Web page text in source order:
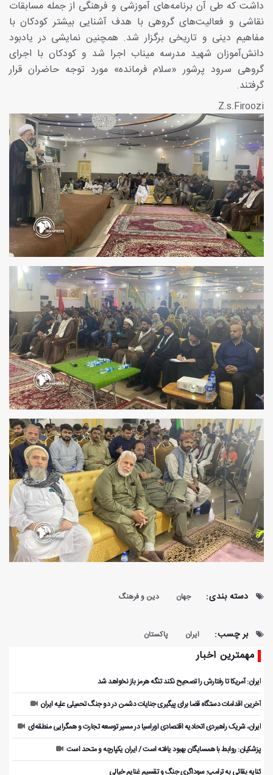
داشت که طی آن برنامه‌های آموزشی و فرهنگی از جمله مسابقات
نقاشی و فعالیت‌های گروهی با هدف آشنایی بیشتر کودکان با
مفاهیم دینی و تاریخی برگزار شد. همچنین نمایشی در یادبود
دانش‌آموزان شهید مدرسه میناب اجرا شد و کودکان با اجرای
گروهی سرود پرشور «سلام فرمانده» مورد توجه حاضران قرار
گرفتند.
Z.s.Firoozi
دسته بندی: جهان دین و فرهنگ
بر چسب: ایران پاکستان
مهمترین اخبار
ایران: آمریکا تا رفتارش را تصحیح نکند تنگه هرمز باز نخواهد شد
آخرین اقدامات دستگاه قضا برای پیگیری جنایات دشمن در دو جنگ تحمیلی علیه ایران
ایران، شریک راهبردی اتحادیه اقتصادی اوراسیا در مسیر توسعه تجارت و همگرایی منطقه‌ای
پزشکیان: روابط با همسایگان بهبود یافته است / ایران یکپارچه و متحد است
کنایه بقائی به ترامپ: سوداگری جنگ و تقسیم غنایم خیالی